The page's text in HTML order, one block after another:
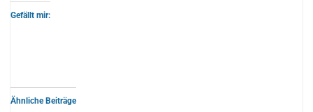
Gefällt mir:
Ähnliche Beiträge